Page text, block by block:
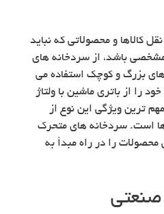
کالاها و محصولاتی که نباید
مشخصی باشد، از سردخانه های
بزرگ و کوچک استفاده می
را از باتری ماشین با ولتاژ
مهم ترین ویژگی این نوع از
است. سردخانه های متحرک
محصولات را در راه مبدأ به
صنعتی